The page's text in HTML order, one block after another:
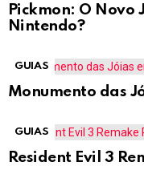
Pickmon: O Novo
Nintendo?
GUIAS
Monumento das
GUIAS
Resident Evil 3